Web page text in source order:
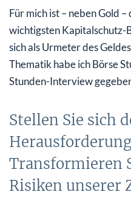
Für mich ist – neben Gold
wichtigsten Kapitalschutz-
sich als Urmeter des
Thematik habe ich Börse
Stunden-Interview
Stellen Sie sich
Transformieren
Risiken unserer